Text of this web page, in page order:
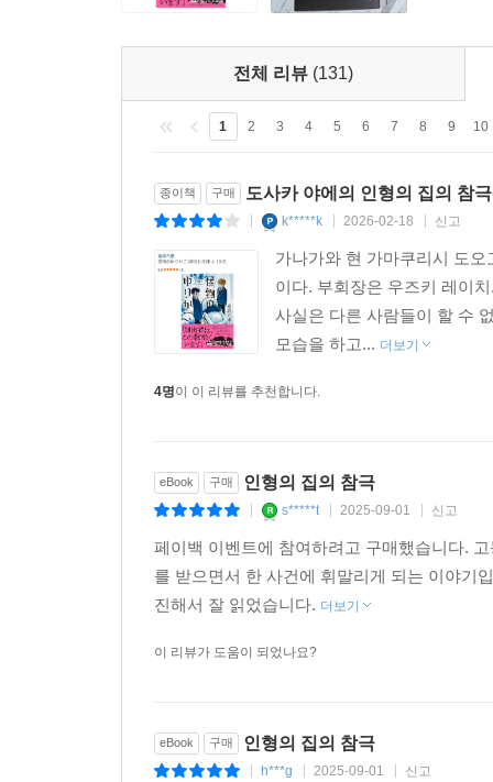
전체 리뷰 (131)
1 2 3 4 5 6 7 8 9 10
종이책 구매 도사카 야에의 인형의 집의 참
k*****k 2026-02-18 신고
가나가와 현 가마쿠리시 도
이다. 부회장은 우즈키 레이
사실은 다른 사람들이 할 수
모습을 하고... 더보기
4명이 이 리뷰를 추천합니다.
eBook 구매 인형의 집의 참극
s*****t 2025-09-01 신고
페이백 이벤트에 참여하려고 구매했습니다.
를 받으면서 한 사건에 휘말리게 되는 이야기
진해서 잘 읽었습니다. 더보기
이 리뷰가 도움이 되었나요?
eBook 구매 인형의 집의 참극
h***g 2025-09-01 신고